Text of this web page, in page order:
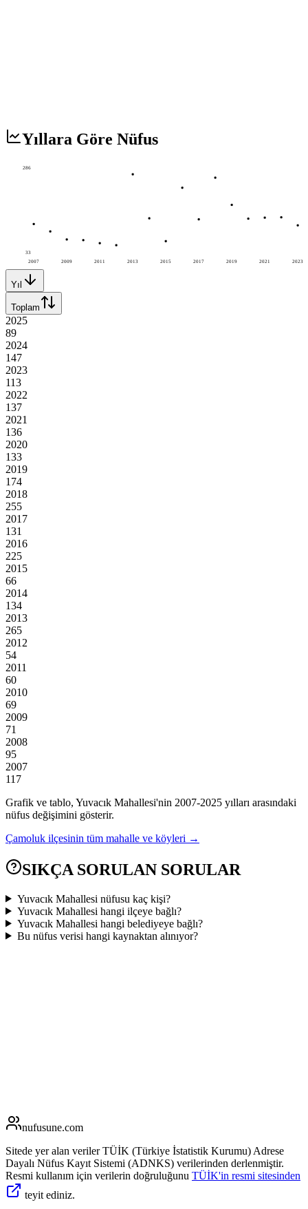
Yıllara Göre Nüfus
2007 2009 2011 2013 2015 2017 2019 2021 2023
286
33
Yıl
Toplam
2025
89
2024
147
2023
113
2022
137
2021
136
2020
133
2019
174
2018
255
2017
131
2016
225
2015
66
2014
134
2013
265
2012
54
2011
60
2010
69
2009
71
2008
95
2007
117
Grafik ve tablo, Yuvacık Mahallesi'nin 2007-2025 yılları arasındaki
nüfus değişimini gösterir.
Çamoluk ilçesinin tüm mahalle ve köyleri →
SIKÇA SORULAN SORULAR
Yuvacık Mahallesi nüfusu kaç kişi?
Yuvacık Mahallesi hangi ilçeye bağlı?
Yuvacık Mahallesi hangi belediyeye bağlı?
Bu nüfus verisi hangi kaynaktan alınıyor?
nufusune.com
Sitede yer alan veriler TÜİK (Türkiye İstatistik Kurumu) Adrese
Dayalı Nüfus Kayıt Sistemi (ADNKS) verilerinden derlenmiştir.
Resmi kullanım için verilerin doğruluğunu TÜİK'in resmi sitesinden
teyit ediniz.